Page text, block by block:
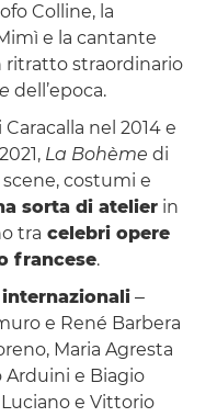
Colline, la
e la cantante
ritratto straordinario
dell’epoca.
nel 2014 e
La Bohème di
costumi e
sorta di atelierin
tra celebri opere
francese.
‒
e René Barbera
Maria Agresta
Arduini e Biagio
e Vittorio